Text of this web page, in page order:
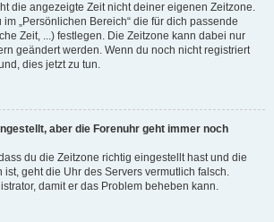
die angezeigte Zeit nicht deiner eigenen Zeitzone.
im „Persönlichen Bereich“ die für dich passende
Zeit, ...) festlegen. Die Zeitzone kann dabei nur
geändert werden. Wenn du noch nicht registriert
dies jetzt zu tun.
aber die Forenuhr geht immer noch
du die Zeitzone richtig eingestellt hast und die
ist, geht die Uhr des Servers vermutlich falsch.
damit er das Problem beheben kann.